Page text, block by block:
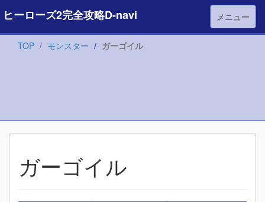
メニュー
ヒーローズ2完全攻略D-navi
TOP モンスター ガーゴイル
ガーゴイル